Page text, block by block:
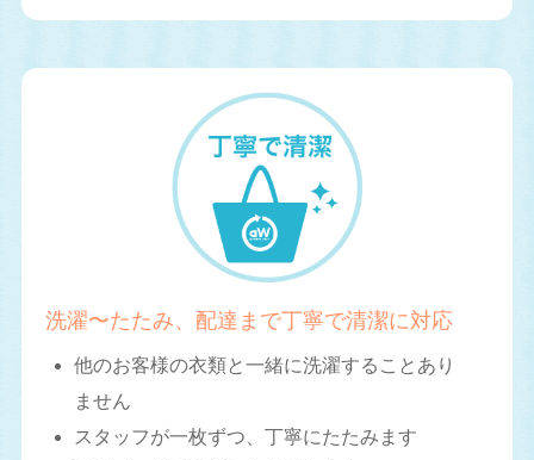
洗濯〜たたみ、配達まで丁寧で清潔に対応
他のお客様の衣類と一緒に洗濯することあり
ません
スタッフが一枚ずつ、丁寧にたたみます